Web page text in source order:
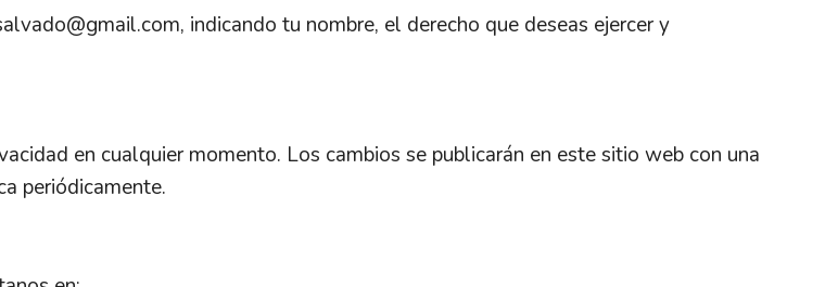
indicando tu nombre, el derecho que deseas ejercer y
en cualquier momento. Los cambios se publicarán en este sitio web con una
periódicamente.